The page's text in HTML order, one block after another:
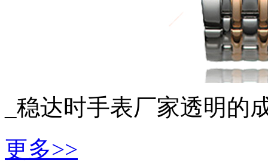
_稳达时手表厂家透明的
更多>>